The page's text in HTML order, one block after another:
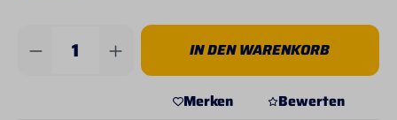
Produkt Anzahl: Gib den gewünschten
IN DEN WARENKORB
Merken
Bewerten